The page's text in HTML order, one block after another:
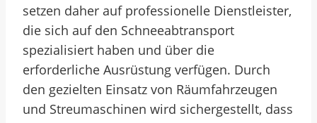
setzen daher auf professionelle Dienstleister,
die sich auf den Schneeabtransport
spezialisiert haben und über die
erforderliche Ausrüstung verfügen. Durch
den gezielten Einsatz von Räumfahrzeugen
und Streumaschinen wird sichergestellt, dass